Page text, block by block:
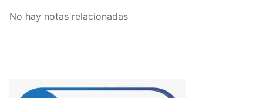
No hay notas relacionadas